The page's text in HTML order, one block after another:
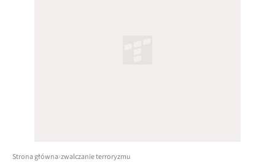
Strona główna zwalczanie terroryzmu